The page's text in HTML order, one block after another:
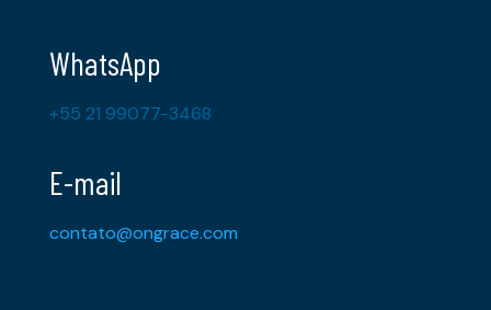
WhatsApp
+55 21 99077-3468
E-mail
contato@ongrace.com